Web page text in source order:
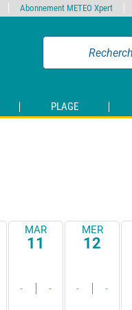
PLAGE
MAR
11
- -
MER
12
- -
Abonnement METEO Xpert